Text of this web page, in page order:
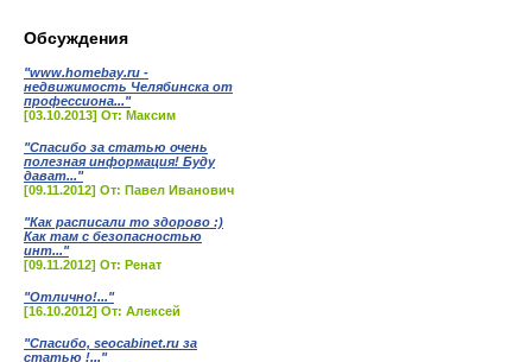
Обсуждения
"www.homebay.ru -
недвижимость Челябинска от
профессиона..."
[03.10.2013] От: Максим
"Спасибо за статью очень
полезная информация! Буду
дават..."
[09.11.2012] От: Павел Иванович
"Как расписали то здорово :)
Как там с безопасностью
инт..."
[09.11.2012] От: Ренат
"Отлично!..."
[16.10.2012] От: Алексей
"Спасибо, seocabinet.ru за
статью !..."